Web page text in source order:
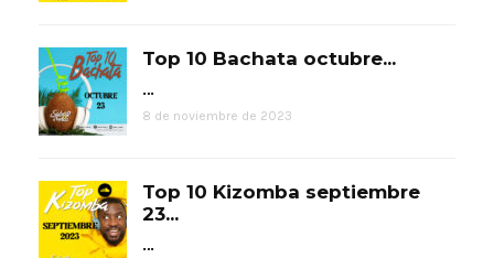
Top 10 Bachata octubre...
…
8 de noviembre de 2023
Top 10 Kizomba septiembre
23...
…